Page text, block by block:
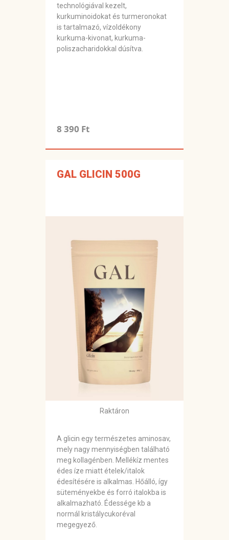
technológiával kezelt,
kurkuminoidokat és turmeronokat
is tartalmazó, vízoldékony
kurkuma-kivonat, kurkuma-
poliszacharidokkal dúsítva.
8 390 Ft
GAL GLICIN 500G
Raktáron
A glicin egy természetes aminosav,
mely nagy mennyiségben található
meg kollagénben. Mellékíz mentes
édes íze miatt ételek/italok
édesítésére is alkalmas. Hőálló, így
süteményekbe és forró italokba is
alkalmazható. Édessége kb a
normál kristálycukoréval
megegyező.